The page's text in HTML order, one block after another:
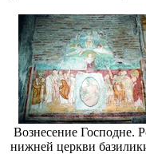
Вознесение Господне.
нижней церкви